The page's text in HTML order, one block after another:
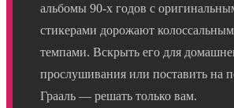
альбомы 90-х годов с
стикерами дорожают
темпами. Вскрыть его для
прослушивания или поставить на
Грааль — решать только вам.